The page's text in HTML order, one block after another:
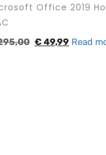
Office 2019
€ 49,99 Read